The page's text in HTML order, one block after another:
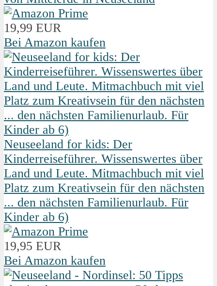
19,99 EUR
Bei Amazon kaufen
Neuseeland for kids: Der
Kinderreiseführer. Wissenswertes über
Land und Leute. Mitmachbuch mit viel
Platz zum Kreativsein für den nächsten
... den nächsten Familienurlaub. Für
Kinder ab 6)
19,95 EUR
Bei Amazon kaufen